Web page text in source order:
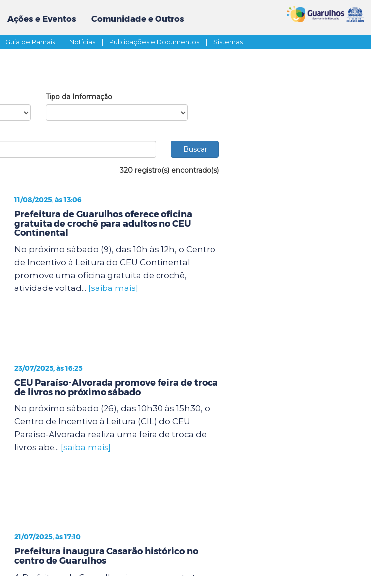
Ações e Eventos Comunidade e Outros
Guia de Ramais | Notícias | Publicações e Documentos | Sistemas
Tipo da Informação
320 registro(s) encontrado(s)
11/08/2025, às 13:06
Prefeitura de Guarulhos oferece oficina
gratuita de crochê para adultos no CEU
Continental
No próximo sábado (9), das 10h às 12h, o Centro
de Incentivo à Leitura do CEU Continental
promove uma oficina gratuita de crochê,
atividade voltad... [saiba mais]
23/07/2025, às 16:25
CEU Paraíso-Alvorada promove feira de troca
de livros no próximo sábado
No próximo sábado (26), das 10h30 às 15h30, o
Centro de Incentivo à Leitura (CIL) do CEU
Paraíso-Alvorada realiza uma feira de troca de
livros abe... [saiba mais]
21/07/2025, às 17:10
Prefeitura inaugura Casarão histórico no
centro de Guarulhos